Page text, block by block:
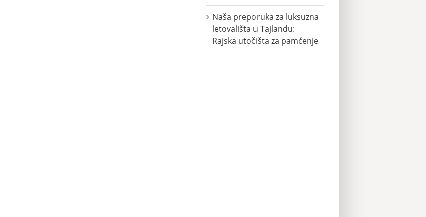
Naša preporuka za luksuzna
letovališta u Tajlandu:
Rajska utočišta za pamćenje